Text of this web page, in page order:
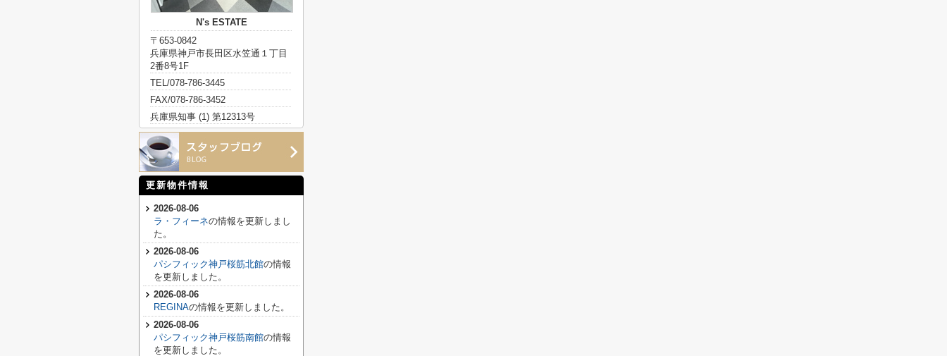
N's ESTATE
〒653-0842
兵庫県神戸市長田区水笠通１丁目
2番8号1F
TEL/078-786-3445
FAX/078-786-3452
兵庫県知事 (1) 第12313号
更新物件情報
2026-08-06
ラ・フィーネの情報を更新しまし
た。
2026-08-06
パシフィック神戸桜筋北館の情報
を更新しました。
2026-08-06
REGINAの情報を更新しました。
2026-08-06
パシフィック神戸桜筋南館の情報
を更新しました。